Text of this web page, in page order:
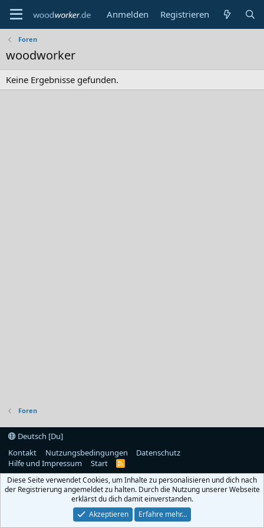
Anmelden Registrieren
Foren
woodworker
Keine Ergebnisse gefunden.
Foren
Deutsch [Du]
Kontakt
Nutzungsbedingungen
Datenschutz
Hilfe und Impressum
Start
R
S
Diese Seite verwendet Cookies, um Inhalte zu personalisieren und dich nach
der Registrierung angemeldet zu halten. Durch die Nutzung unserer Webseite
erklärst du dich damit einverstanden.
Akzeptieren
Erfahre mehr…